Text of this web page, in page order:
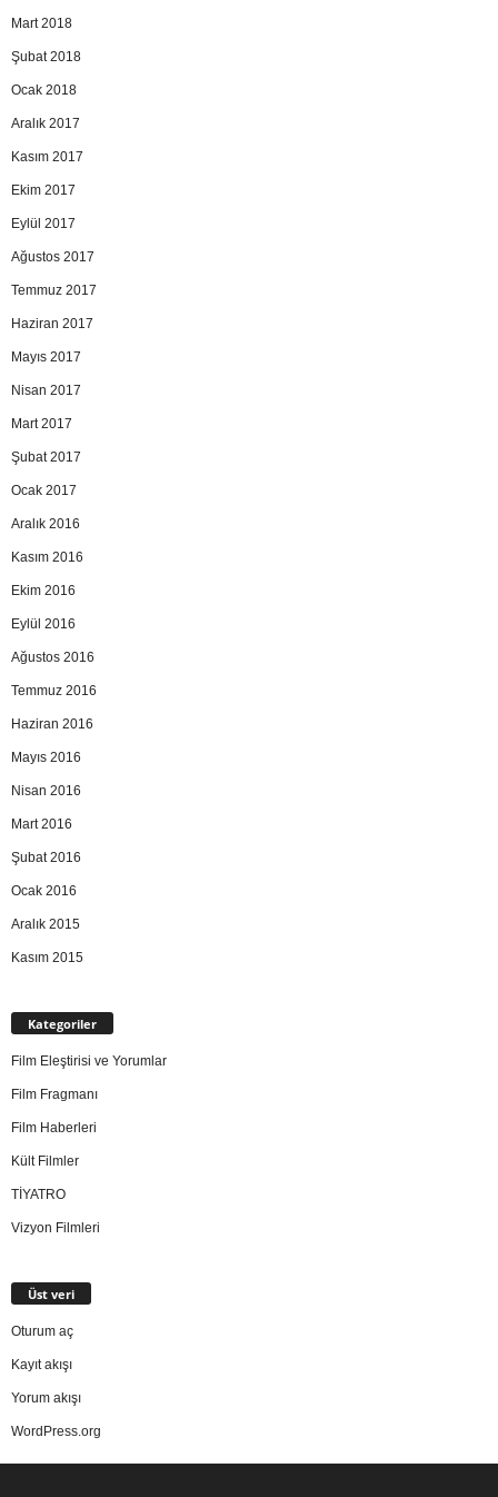
Mart 2018
Şubat 2018
Ocak 2018
Aralık 2017
Kasım 2017
Ekim 2017
Eylül 2017
Ağustos 2017
Temmuz 2017
Haziran 2017
Mayıs 2017
Nisan 2017
Mart 2017
Şubat 2017
Ocak 2017
Aralık 2016
Kasım 2016
Ekim 2016
Eylül 2016
Ağustos 2016
Temmuz 2016
Haziran 2016
Mayıs 2016
Nisan 2016
Mart 2016
Şubat 2016
Ocak 2016
Aralık 2015
Kasım 2015
Kategoriler
Film Eleştirisi ve Yorumlar
Film Fragmanı
Film Haberleri
Kült Filmler
TİYATRO
Vizyon Filmleri
Üst veri
Oturum aç
Kayıt akışı
Yorum akışı
WordPress.org